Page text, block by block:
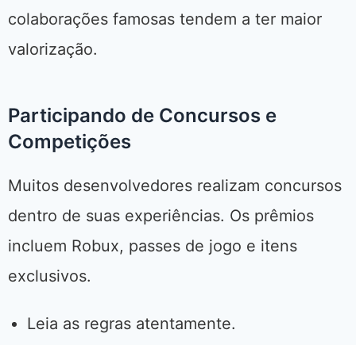
colaborações famosas tendem a ter maior
valorização.
Participando de Concursos e
Competições
Muitos desenvolvedores realizam concursos
dentro de suas experiências. Os prêmios
incluem Robux, passes de jogo e itens
exclusivos.
Leia as regras atentamente.